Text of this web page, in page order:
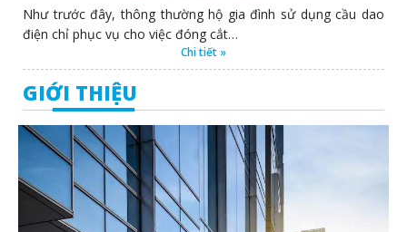
Như trước đây, thông thường hộ gia đình sử dụng cầu dao
điện chỉ phục vụ cho việc đóng cắt…
Chi tiết »
GIỚI THIỆU